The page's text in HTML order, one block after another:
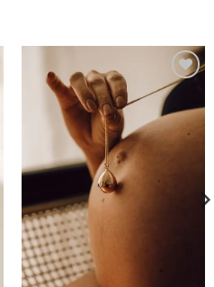
Ajouter
à la liste
d’envies